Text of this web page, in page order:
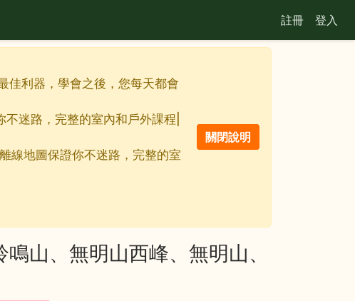
註冊 登入
利器，學會之後，您每天都會
迷路，完整的室內和戶外課程|
線地圖保證你不迷路，完整的室
山、無明山西峰、無明山、